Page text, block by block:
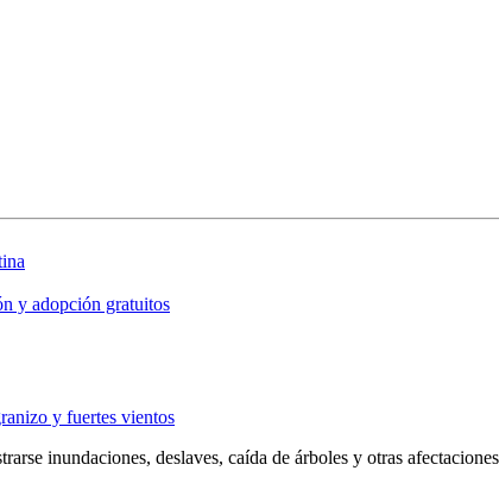
y adopción gratuitos
y fuertes vientos
inundaciones, deslaves, caída de árboles y otras